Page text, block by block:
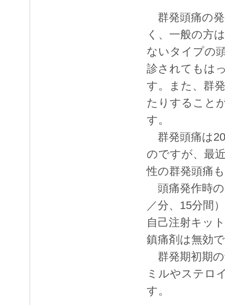
群発頭痛の発
く、一般の方
ないタイプの
診されてもは
す。また、群
たりすること
す。
群発頭痛は
のですが、最
性の群発頭痛
頭痛発作時の
／分、15分間
自己注射キッ
鎮痛剤は無効
群発期初期
ミルやステロ
す。